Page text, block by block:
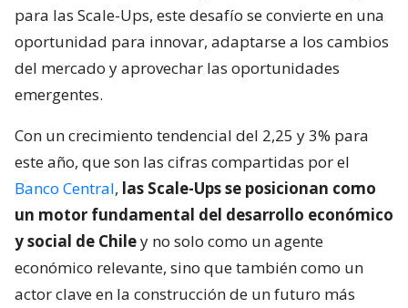
para las Scale-Ups, este desafío se convierte en una
oportunidad para innovar, adaptarse a los cambios
del mercado y aprovechar las oportunidades
emergentes.
Con un crecimiento tendencial del 2,25 y 3% para
este año, que son las cifras compartidas por el
Banco Central, las Scale-Ups se posicionan como
un motor fundamental del desarrollo económico
y social de Chiley no solo como un agente
económico relevante, sino que también como un
actor clave en la construcción de un futuro más